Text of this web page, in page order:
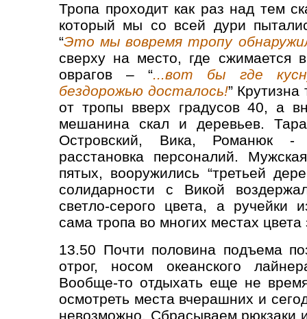
Тропа проходит как раз над тем
который мы со всей дури
“Это мы вовремя тропу
сверху на место, где сжимается
оврагов – “...вот бы где
бездорожью досталось!” Крутизна
от тропы вверх градусов 40, а
мешанина скал и деревьев.
Островский, Вика, Романюк -
расстановка персоналий.
пятых, вооружились “третьей
солидарности с Викой
светло-серого цвета, а ручейки
сама тропа во многих местах
13.50 Почти половина подъема
отрог, носом океанского
Вообще-то отдыхать еще не
осмотреть места вчерашних и
невозможно. Сбрасываем рюкзаки